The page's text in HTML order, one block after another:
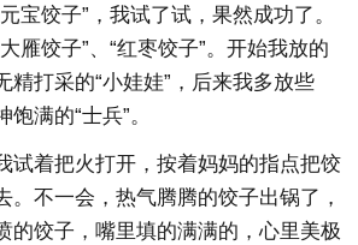
宝饺子”，我试了试，果然成功了。
雁饺子”、“红枣饺子”。开始我放的
精打采的“小娃娃”，后来我多放些
满的“士兵”。
试着把火打开，按着妈妈的指点把饺
。不一会，热气腾腾的饺子出锅了，
的饺子，嘴里填的满满的，心里美极